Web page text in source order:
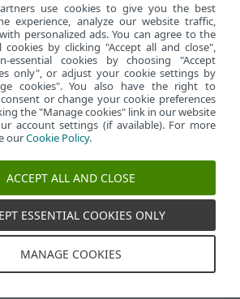
повну версію
spol. s
Керувати файлами cookie
Політика щодо файлів
use cookies to give you the best
experience, analyze our website traffic,
personalized ads. You can agree to the
by clicking "Accept all and close",
essential cookies by choosing "Accept
only", or adjust your cookie settings by
cookies". You also have the right to
or change your cookie preferences
the "Manage cookies" link in our website
account settings (if available). For more
ourCookie Policy.
ACCEPT ALL AND CLOSE
ESSENTIAL COOKIES ONLY
MANAGE COOKIES